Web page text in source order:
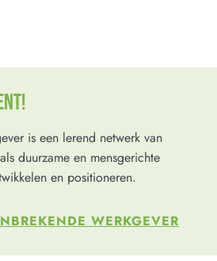
is een lerend netwerk van
duurzame en mensgerichte
en positioneren.
WERKGEVER